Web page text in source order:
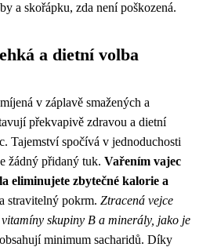
a skořápku, zda není poškozená.
a dietní volba
v záplavě smažených a
překvapivě zdravou a dietní
Tajemství spočívá v jednoduchosti
žádný přidaný tuk. Vařením vajec
eliminujete zbytečné kalorie a
stravitelný pokrm. Ztracená vejce
skupiny B a minerály, jako je
minimum sacharidů. Díky